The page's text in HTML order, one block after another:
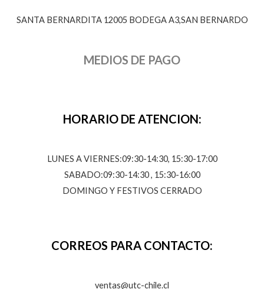
SANTA BERNARDITA 12005 BODEGA A3,SAN BERNARDO
MEDIOS DE PAGO
HORARIO DE ATENCION:
LUNES A VIERNES:09:30-14:30, 15:30-17:00
SABADO:09:30-14:30 , 15:30-16:00
DOMINGO Y FESTIVOS CERRADO
CORREOS PARA CONTACTO:
ventas@utc-chile.cl